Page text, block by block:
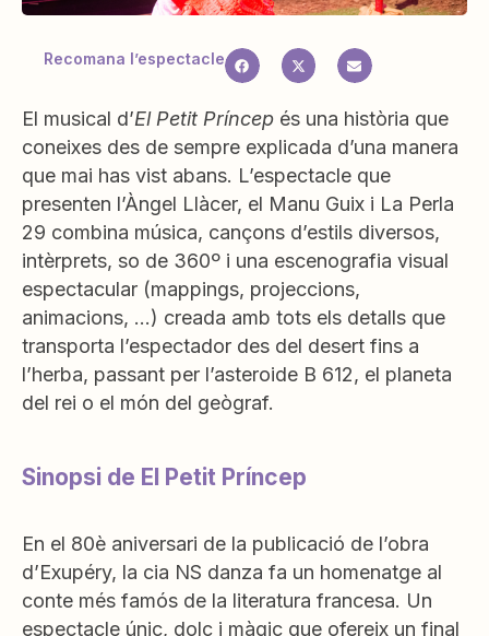
Recomana l’espectacle
El musical d’El Petit Príncep és una història que
coneixes des de sempre explicada d’una manera
que mai has vist abans. L’espectacle que
presenten l’Àngel Llàcer, el Manu Guix i La Perla
29 combina música, cançons d’estils diversos,
intèrprets, so de 360º i una escenografia visual
espectacular (mappings, projeccions,
animacions, …) creada amb tots els detalls que
transporta l’espectador des del desert fins a
l’herba, passant per l’asteroide B 612, el planeta
del rei o el món del geògraf.
Sinopsi de El Petit Príncep
En el 80è aniversari de la publicació de l’obra
d’Exupéry, la cia NS danza fa un homenatge al
conte més famós de la literatura francesa. Un
espectacle únic, dolç i màgic que ofereix un final